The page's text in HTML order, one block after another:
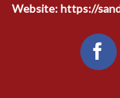
Website: https://